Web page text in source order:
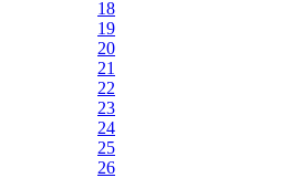
18
19
20
21
22
23
24
25
26